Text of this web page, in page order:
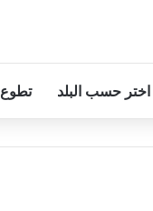
اختر حسب البلد تطوع